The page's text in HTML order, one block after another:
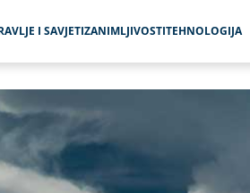
I SAVJETIZANIMLJIVOSTITEHNOLOGIJA